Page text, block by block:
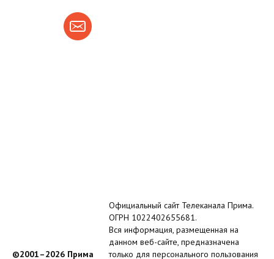
©2001–2026 Прима
Официальный сайт Телеканала Прима.
ОГРН 1022402655681.
Вся информация, размещенная на
данном веб-сайте, предназначена
только для персонального пользования